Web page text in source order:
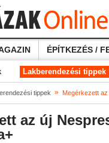
ÉPÍTKEZÉS /
Lakberendezési tippek
tippek » Megérkezett
az új